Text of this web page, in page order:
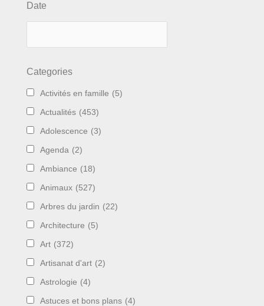
Date
Categories
Activités en famille (5)
Actualités (453)
Adolescence (3)
Agenda (2)
Ambiance (18)
Animaux (527)
Arbres du jardin (22)
Architecture (5)
Art (372)
Artisanat d'art (2)
Astrologie (4)
Astuces et bons plans (4)